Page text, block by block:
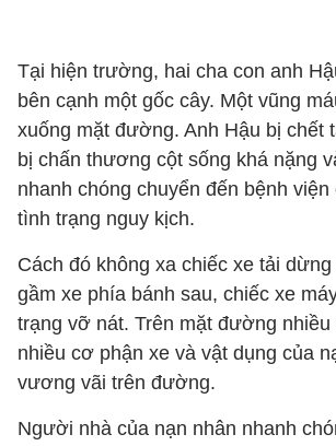
Tại hiện trường, hai cha con anh
bên cạnh một gốc cây. Một vũng
xuống mặt đường. Anh Hậu bị chết
bị chấn thương cột sống khá nặng
nhanh chóng chuyển đến bệnh
tình trạng nguy kịch.
Cách đó không xa chiếc xe tải
gầm xe phía bánh sau, chiếc xe
trạng vỡ nát. Trên mặt đường nhiều
nhiều cơ phận xe và vật dụng của
vương vãi trên đường.
Người nhà của nạn nhân nhanh